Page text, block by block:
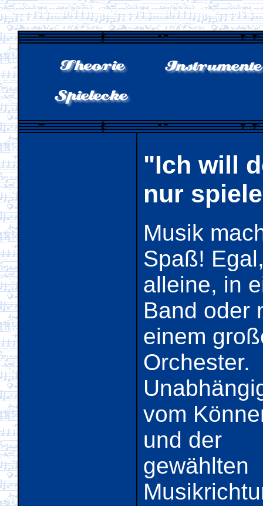
"Ich will
nur
Musik
Spaß!
alleine, in
Band oder
einem
Orchester.
vom
und der
gewählten